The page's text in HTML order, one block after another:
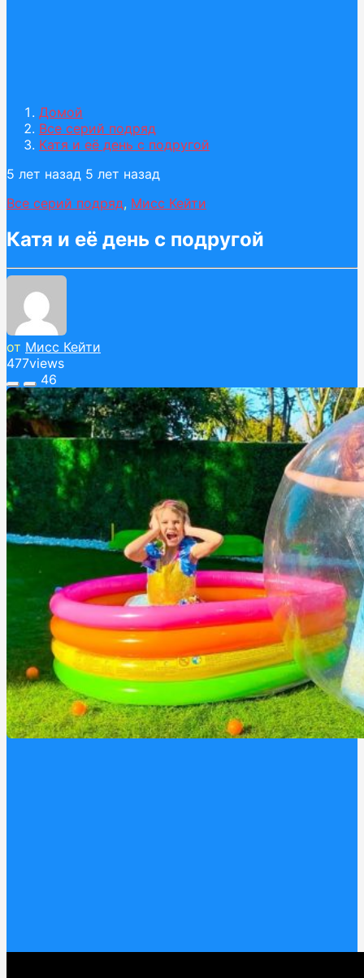
Домой
Все серий подряд
Катя и её день с подругой
5 лет назад 5 лет назад
Все серий подряд, Мисс Кейти
Катя и её день с подругой
от Мисс Кейти
477views
46